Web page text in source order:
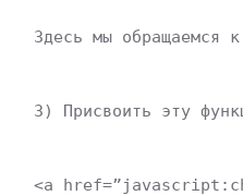
Здесь мы обращаемся
3) Присвоить эту
<a